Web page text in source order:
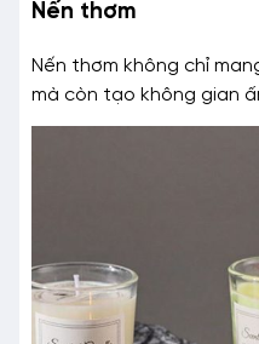
Nến thơm
Nến thơm không chỉ
mà còn tạo không gian